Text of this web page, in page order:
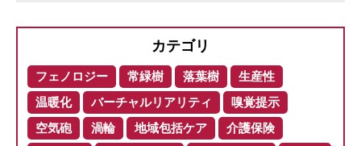
カテゴリ
フェノロジー 常緑樹 落葉樹
生産性
温暖化
バーチャルリアリティ
嗅覚提示
空気砲
渦輪 地域包括ケア
介護保険